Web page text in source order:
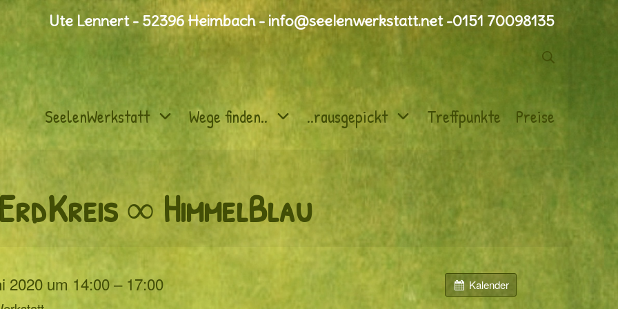
Ute Lennert - 52396 Heimbach - info@seelenwerkstatt.net -0151 70098135
SeelenWerkstatt Wege finden.. ..rausgepickt Treffpunkte Preise
ErdKreis ∞ HimmelBlau
Kalender
2020 um 14:00 – 17:00